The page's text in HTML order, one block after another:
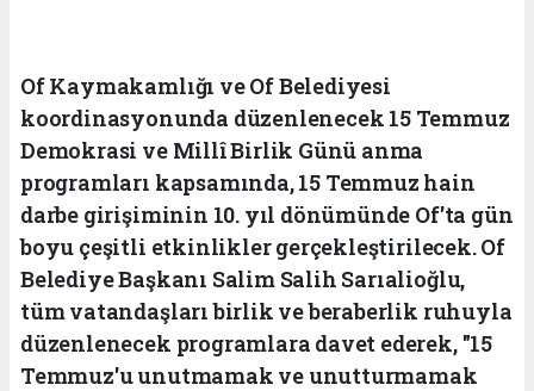
Of Kaymakamlığı ve Of Belediyesi
koordinasyonunda düzenlenecek 15 Temmuz
Demokrasi ve Millî Birlik Günü anma
programları kapsamında, 15 Temmuz hain
darbe girişiminin 10. yıl dönümünde Of'ta gün
boyu çeşitli etkinlikler gerçekleştirilecek. Of
Belediye Başkanı Salim Salih Sarıalioğlu,
tüm vatandaşları birlik ve beraberlik ruhuyla
düzenlenecek programlara davet ederek, "15
Temmuz'u unutmamak ve unutturmamak